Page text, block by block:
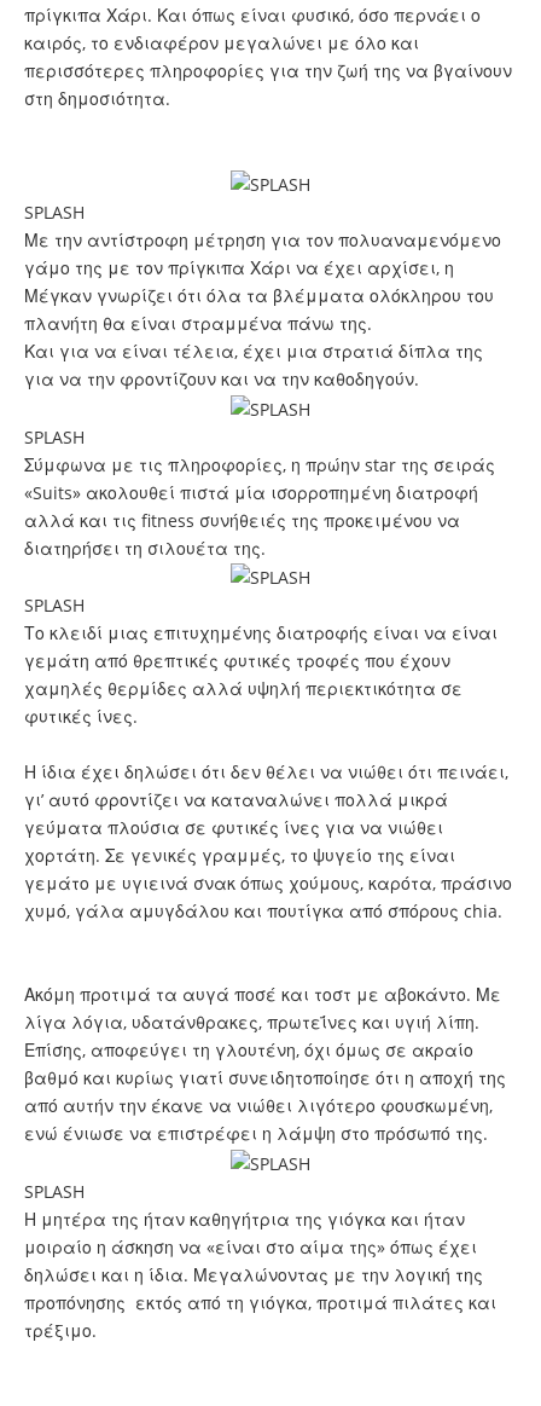
πρίγκιπα Χάρι. Και όπως είναι φυσικό, όσο περνάει ο
καιρός, το ενδιαφέρον μεγαλώνει με όλο και
περισσότερες πληροφορίες για την ζωή της να βγαίνουν
στη δημοσιότητα.
SPLASH
Με την αντίστροφη μέτρηση για τον πολυαναμενόμενο
γάμο της με τον πρίγκιπα Χάρι να έχει αρχίσει, η
Μέγκαν γνωρίζει ότι όλα τα βλέμματα ολόκληρου του
πλανήτη θα είναι στραμμένα πάνω της.
Και για να είναι τέλεια, έχει μια στρατιά δίπλα της
για να την φροντίζουν και να την καθοδηγούν.
SPLASH
Σύμφωνα με τις πληροφορίες, η πρώην star της σειράς
«Suits» ακολουθεί πιστά μία ισορροπημένη διατροφή
αλλά και τις fitness συνήθειές της προκειμένου να
διατηρήσει τη σιλουέτα της.
SPLASH
Το κλειδί μιας επιτυχημένης διατροφής είναι να είναι
γεμάτη από θρεπτικές φυτικές τροφές που έχουν
χαμηλές θερμίδες αλλά υψηλή περιεκτικότητα σε
φυτικές ίνες.
Η ίδια έχει δηλώσει ότι δεν θέλει να νιώθει ότι πεινάει,
γι’ αυτό φροντίζει να καταναλώνει πολλά μικρά
γεύματα πλούσια σε φυτικές ίνες για να νιώθει
χορτάτη. Σε γενικές γραμμές, το ψυγείο της είναι
γεμάτο με υγιεινά σνακ όπως χούμους, καρότα, πράσινο
χυμό, γάλα αμυγδάλου και πουτίγκα από σπόρους chia.
Ακόμη προτιμά τα αυγά ποσέ και τοστ με αβοκάντο. Με
λίγα λόγια, υδατάνθρακες, πρωτεΐνες και υγιή λίπη.
Επίσης, αποφεύγει τη γλουτένη, όχι όμως σε ακραίο
βαθμό και κυρίως γιατί συνειδητοποίησε ότι η αποχή της
από αυτήν την έκανε να νιώθει λιγότερο φουσκωμένη,
ενώ ένιωσε να επιστρέφει η λάμψη στο πρόσωπό της.
SPLASH
Η μητέρα της ήταν καθηγήτρια της γιόγκα και ήταν
μοιραίο η άσκηση να «είναι στο αίμα της» όπως έχει
δηλώσει και η ίδια. Μεγαλώνοντας με την λογική της
προπόνησης εκτός από τη γιόγκα, προτιμά πιλάτες και
τρέξιμο.